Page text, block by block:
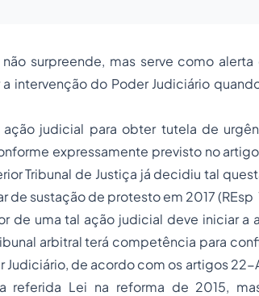
não surpreende, mas serve como
intervenção do Poder Judiciário
judicial para obter tutela de
expressamente previsto no
Tribunal de Justiça já decidiu tal
de sustação de protesto em 2017
de uma tal ação judicial deve iniciar
arbitral terá competência para
Judiciário, de acordo com os artigos
referida Lei na reforma de 2015,